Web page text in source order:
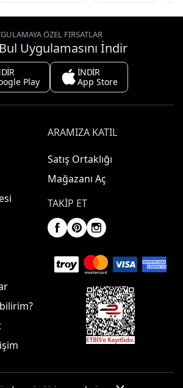
ÖZEL FIRSATLAR
Uygulamasını İndir
Play
İNDİR
App Store
ARAMIZA KATIL
Satış Ortaklığı
Mağazanı Aç
TAKIP ET